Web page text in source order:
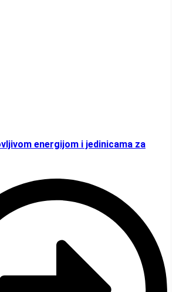
energijom i jedinicama za